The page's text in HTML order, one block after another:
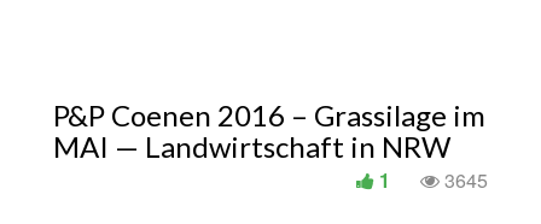
P&P Coenen 2016 – Grassilage im
MAI — Landwirtschaft in NRW
3645
1